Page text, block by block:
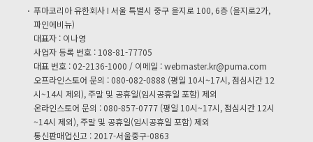
푸마코리아 유한회사 I 서울 특별시 중구 을지로 100, 6층 (을지로2가,
파인에비뉴)
대표자 : 이나영
사업자 등록 번호 : 108-81-77705
대표 번호 : 02-2136-1000 / 이메일 :webmaster.kr@puma.com
오프라인스토어 문의 : 080-082-0888 (평일 10시~17시, 점심시간 12
시~14시 제외), 주말 및 공휴일(임시공휴일 포함) 제외
온라인스토어 문의 : 080-857-0777 (평일 10시~17시, 점심시간 12시
~14시 제외), 주말 및 공휴일(임시공휴일 포함) 제외
통신판매업신고 : 2017-서울중구-0863